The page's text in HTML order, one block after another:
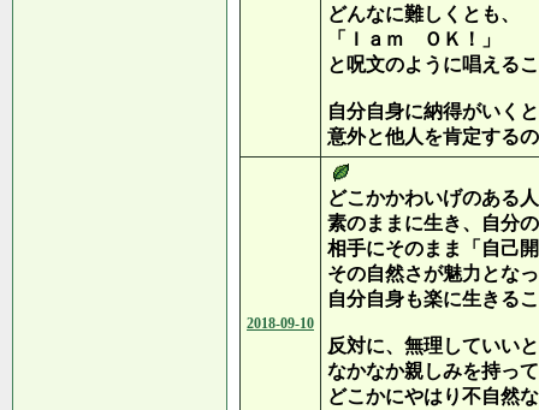
どんなに難しくとも、
「Ｉａｍ ＯＫ！」
と呪文のように唱える
自分自身に納得がいく
意外と他人を肯定する
2018-09-10
どこかかわいげのある
素のままに生き、自分
相手にそのまま「自己
その自然さが魅力とな
自分自身も楽に生きる
反対に、無理していい
なかなか親しみを持っ
どこかにやはり不自然